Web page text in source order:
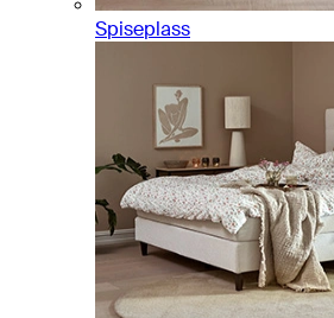
Spiseplass